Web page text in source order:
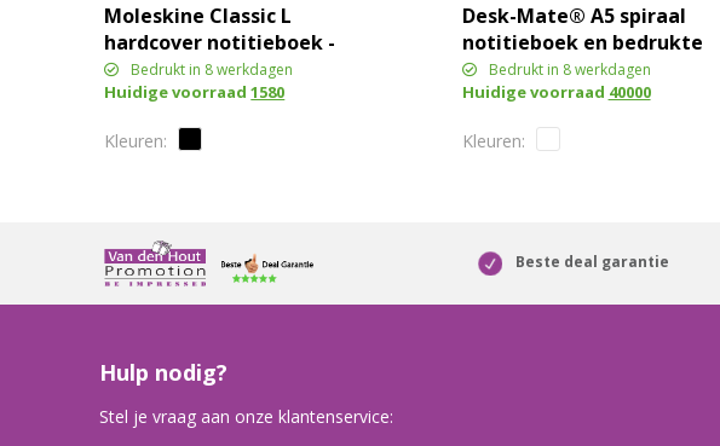
Moleskine Classic L
hardcover notitieboek -
ruitjes
Bedrukt in 8 werkdagen
Huidige voorraad1580
Desk-Mate® A5 spiraal
notitieboek en bedrukte
achterste omslag
Bedrukt in 8 werkdagen
Huidige voorraad 40000
Beste deal garantie
Hulp nodig?
Stel je vraag aan onze klantenservice: